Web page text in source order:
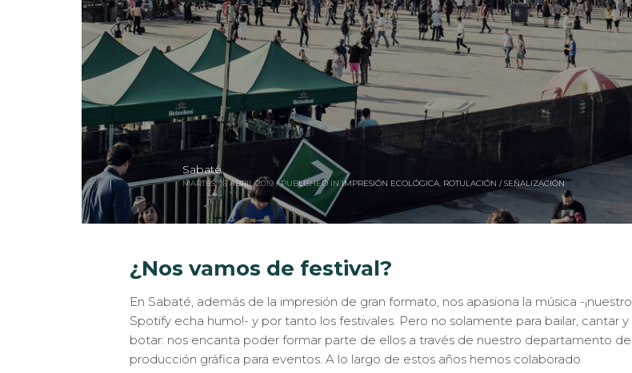
Sabaté
MARTES, 16 ABRIL 2019 / PUBLISHED IN IMPRESIÓN ECOLÓGICA, ROTULACIÓN / SEÑALIZACIÓN
¿Nos vamos de festival?
En Sabaté, además de la impresión de gran formato, nos apasiona la música -¡nuestro
Spotify echa humo!- y por tanto los festivales. Pero no solamente para bailar, cantar y
botar: nos encanta poder formar parte de ellos a través de nuestro departamento de
producción gráfica para eventos. A lo largo de estos años hemos colaborado